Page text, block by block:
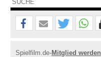
Spielfilm.de-Mitglied werden